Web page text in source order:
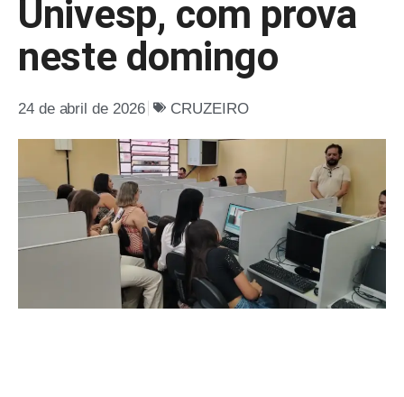
Univesp, com prova
neste domingo
24 de abril de 2026 CRUZEIRO